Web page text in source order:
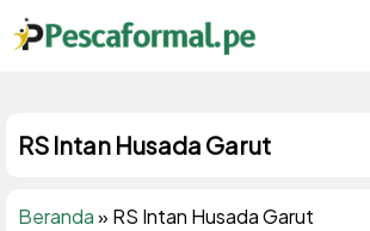
Langsung
ke
RS Intan Husada Garut
Beranda» RS Intan Husada Garut